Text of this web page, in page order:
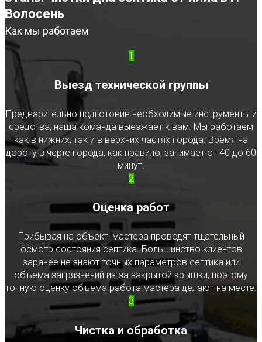
Волосень
Как мы работаем
1
Выезд технической группы
Предварительно подготовив необходимые инструменты и
средства, наша команда выезжает к вам. Мы работаем
как в нижних, так и в верхних частях города. Время на
дорогу в черте города, как правило, занимает от 40 до 60
минут.
2
Оценка работ
Прибывая на объект, мастера проводят тщательный
осмотр состояния септика. Большинство клиентов
заранее не знают точных параметров септика или
объема загрязнений из-за закрытой крышки, поэтому
точную оценку объема работа мастера делают на месте.
3
Чистка и обработка